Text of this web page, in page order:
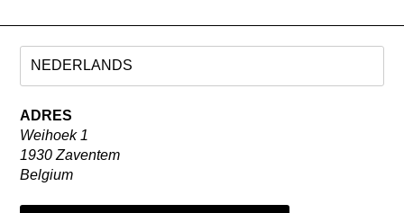
ADRES
Weihoek 1
1930 Zaventem
Belgium